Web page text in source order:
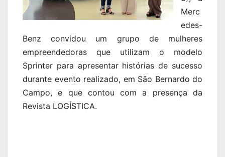
Merc
edes-
Benz convidou um grupo de mulheres
empreendedoras que utilizam o modelo
Sprinter para apresentar histórias de sucesso
durante evento realizado, em São Bernardo do
Campo, e que contou com a presença da
Revista LOGÍSTICA.